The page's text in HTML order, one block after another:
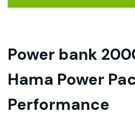
Power bank
Hama Power
Performance